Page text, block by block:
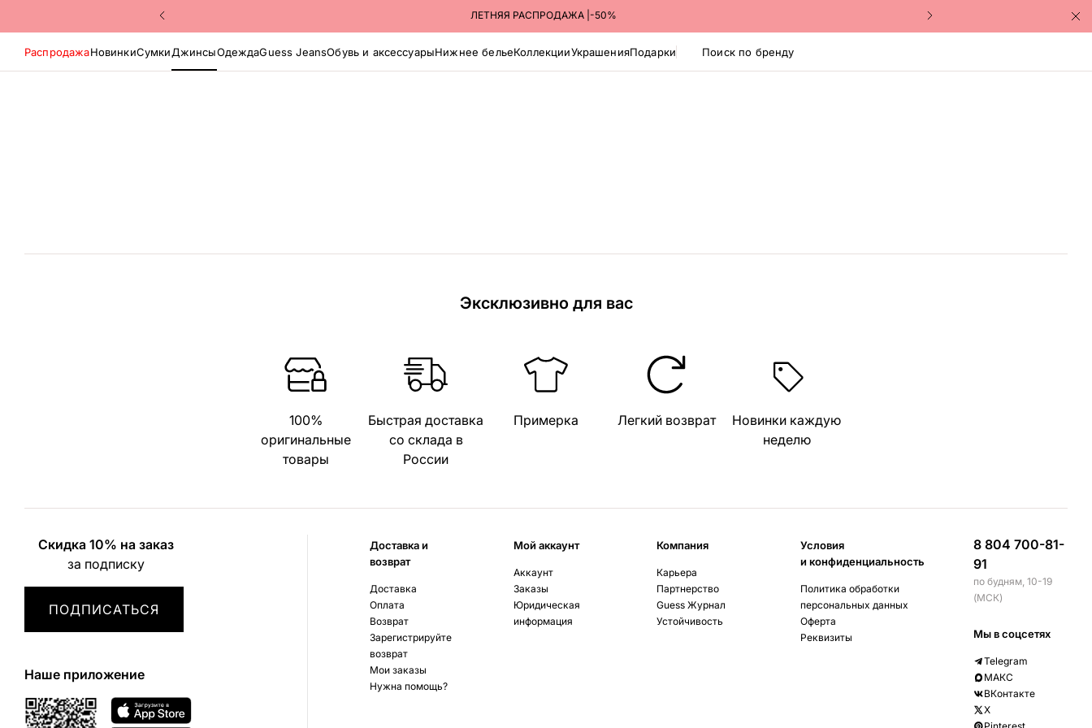
ЛЕТНЯЯ РАСПРОДАЖА |-50%
Поиск по бренду
РаспродажаНовинкиСумкиДжинсыОдеждаGuess JeansОбувь и аксессуарыНижнее бельеКоллекцииУкрашенияПодарки
Эксклюзивно для вас
100%
оригинальные
товары
Быстрая доставка
со склада в
России
Примерка Легкий возврат
Новинки каждую
неделю
Скидка 10% на заказ
за подписку
ПОДПИСАТЬСЯ
Наше приложение
Доставка и
возврат
Доставка
Оплата
Возврат
Зарегистрируйте
возврат
Мои заказы
Нужна помощь?
Мой аккаунт
Аккаунт
Заказы
Юридическая
информация
Компания
Карьера
Партнерство
Guess Журнал
Устойчивость
Условия
и конфиденциальность
Политика обработки
персональных данных
Оферта
Реквизиты
8 804 700-81-
91
по будням, 10-19
(МСК)
Мы в соцсетях
Telegram
МАКС
ВКонтакте
X